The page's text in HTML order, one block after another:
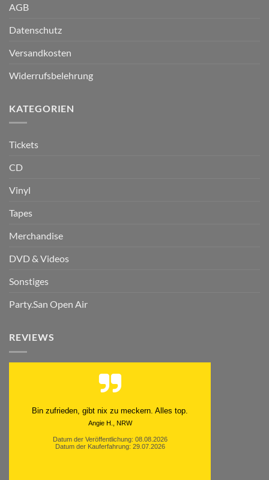
AGB
Datenschutz
Versandkosten
Widerrufsbelehrung
KATEGORIEN
Tickets
CD
Vinyl
Tapes
Merchandise
DVD & Videos
Sonstiges
Party.San Open Air
REVIEWS
Schnell. Zuverlässig. Klasse.
Datum der Veröffentlichung: 05.08.2026
Datum der Kauferfahrung: 29.07.2026